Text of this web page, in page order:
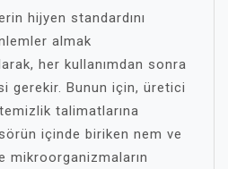
hijyen standardını
almak
her kullanımdan sonra
gerekir. Bunun için, üretici
talimatlarına
içinde biriken nem ve
mikroorganizmaların